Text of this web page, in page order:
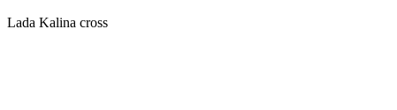
Lada Kalina cross